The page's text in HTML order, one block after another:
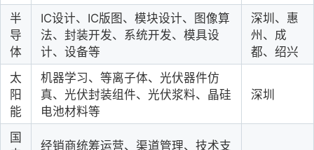
半
导
体
IC设计、IC版图 、模块设计、 图像算
法、封装开发、系统开发、模具设
计、设备等
深圳、惠
州、成
都、绍兴
太
阳
能
机器学习、等离子体、光伏器件仿
真、光伏封装组件、光伏浆料、晶硅
电池材料等
深圳
国
经销商统筹运营、 渠道管理、 技术支